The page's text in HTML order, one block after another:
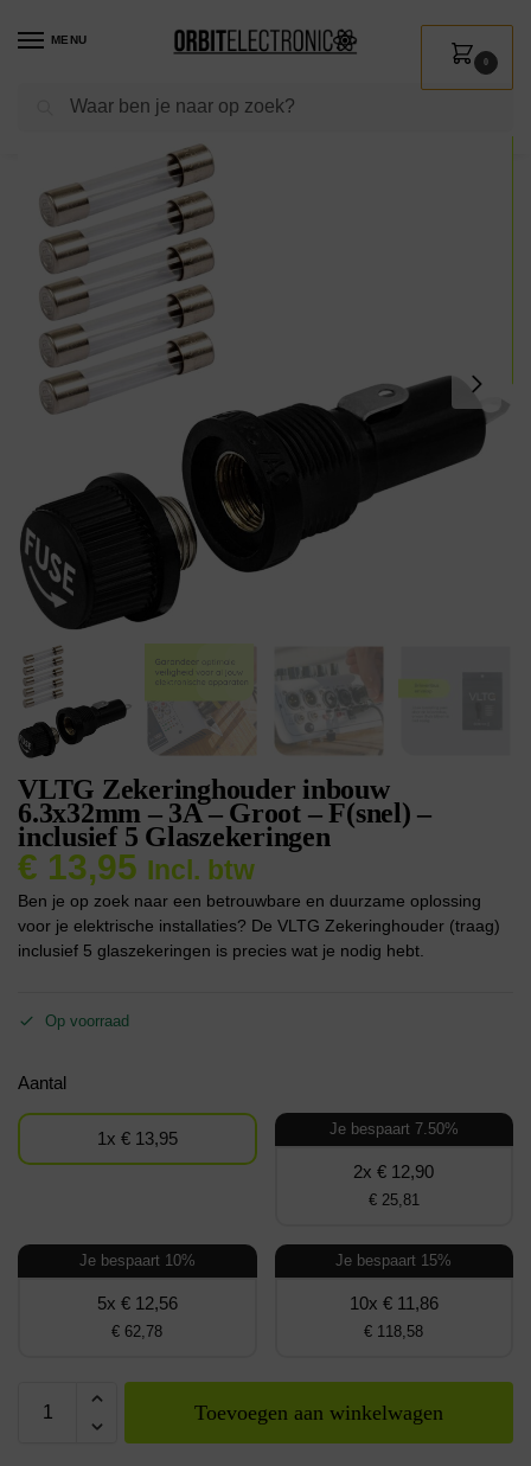
MENU
Zoeken
0
Shop / Installatie Groepenkasten & Industrie
VLTG Zekeringhouder inbouw
6.3x32mm – 3A – Groot – F(snel) –
inclusief 5 Glaszekeringen
€ 13,95 Incl. btw
Ben je op zoek naar een betrouwbare en duurzame oplossing
voor je elektrische installaties? De VLTG Zekeringhouder (traag)
inclusief 5 glaszekeringen is precies wat je nodig hebt.
Op voorraad
Aantal
1x € 13,95 Je bespaart 7.50%
2x € 12,90
€ 25,81
Je bespaart 10%
5x € 12,56
€ 62,78
Je bespaart 15%
10x € 11,86
€ 118,58
Toevoegen aan winkelwagen